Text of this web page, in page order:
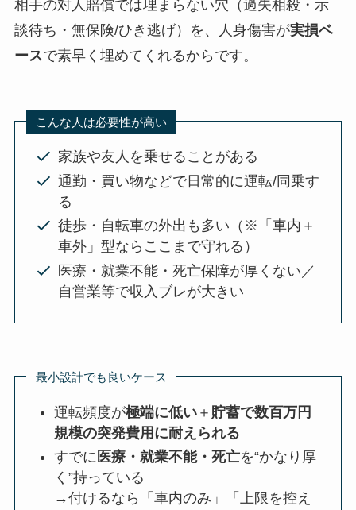
相手の対人賠償では埋まらない穴（過失相殺・示
談待ち・無保険/ひき逃げ）を、人身傷害が実損ベ
ースで素早く埋めてくれるからです。
こんな人は必要性が高い
家族や友人を乗せることがある
通勤・買い物などで日常的に運転/同乗す
る
徒歩・自転車の外出も多い（※「車内＋
車外」型ならここまで守れる）
医療・就業不能・死亡保障が厚くない／
自営業等で収入ブレが大きい
最小設計でも良いケース
運転頻度が極端に低い ＋ 貯蓄で数百万円
規模の突発費用に耐えられる
すでに 医療・就業不能・死亡を“かなり厚
く”持っている
→付けるなら「車内のみ」「上限を控え